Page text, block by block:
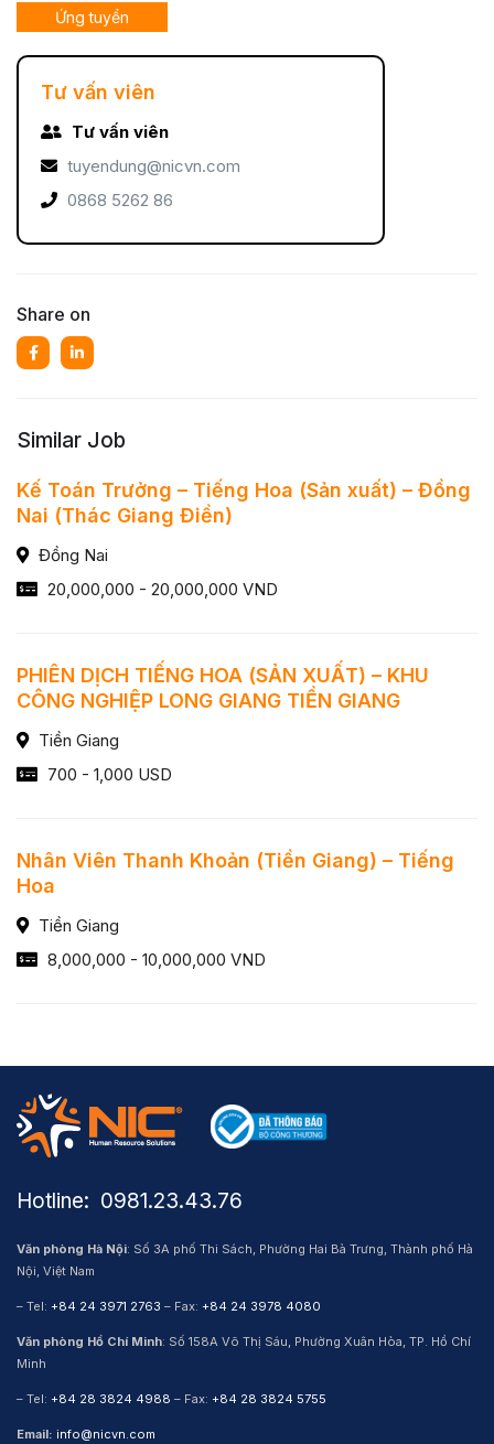
Ứng tuyển
Tư vấn viên
Tư vấn viên
tuyendung@nicvn.com
0868 5262 86
Share on
Similar Job
Kế Toán Trưởng – Tiếng Hoa (Sản xuất) – Đồng
Nai (Thác Giang Điền)
Đồng Nai
20,000,000 - 20,000,000 VND
PHIÊN DỊCH TIẾNG HOA (SẢN XUẤT) – KHU
CÔNG NGHIỆP LONG GIANG TIỀN GIANG
Tiền Giang
700 - 1,000 USD
Nhân Viên Thanh Khoản (Tiền Giang) – Tiếng
Hoa
Tiền Giang
8,000,000 - 10,000,000 VND
Hotline: ​ 0981.23.43.76
Văn phòng Hà Nội: Số 3A phố Thi Sách, Phường Hai Bà Trưng, Thành phố Hà
Nội, Việt Nam
– Tel: +84 24 3971 2763 – Fax: +84 24 3978 4080
Văn phòng Hồ Chí Minh: Số 158A Võ Thị Sáu, Phường Xuân Hòa, TP. Hồ Chí
Minh
– Tel: +84 28 3824 4988 – Fax: +84 28 3824 5755
Email: info@nicvn.com